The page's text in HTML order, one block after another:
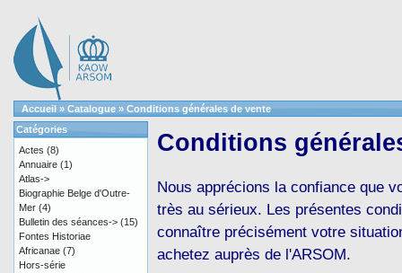
Accueil » Catalogue » Conditions générales de vente
Conditions
Nous apprécions la confiance que
très au sérieux. Les présentes
connaître précisément votre
achetez auprès de l'ARSOM.
Catégories
Actes (8)
Annuaire (1)
Atlas->
Biographie Belge d'Outre-
Mer (4)
Bulletin des séances-> (15)
Fontes Historiae
Africanae (7)
Hors-série